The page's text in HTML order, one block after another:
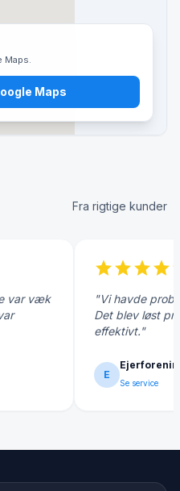
Maps.
Maps
Fra rigtige kunder
var væk
starstarstarstar
"Vi havde
Det blev løst
effektivt."
E
Se service